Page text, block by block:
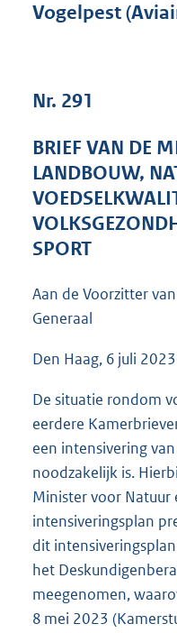
Vogelpest
Nr. 291
BRIEF VAN DE
LANDBOUW,
SPORT
Aan de Voorzitter
Generaal
Den Haag, 6 juli 2023
De situatie rondom
eerdere
een intensivering
noodzakelijk is.
Minister voor Natuur
intensiveringsplan
dit
het
meegenomen,
8 mei 2023